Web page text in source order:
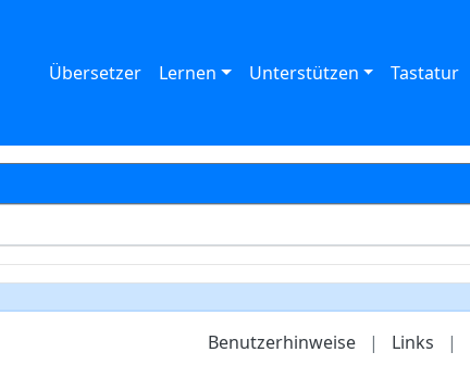
Übersetzer Lernen Unterstützen Tastatur
Benutzerhinweise | Links |